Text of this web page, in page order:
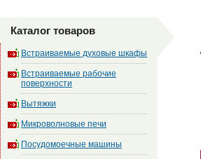
Каталог товаров
Встраиваемые духовые шкафы
Встраиваемые рабочие
поверхности
Вытяжки
Микроволновые печи
Посудомоечные машины